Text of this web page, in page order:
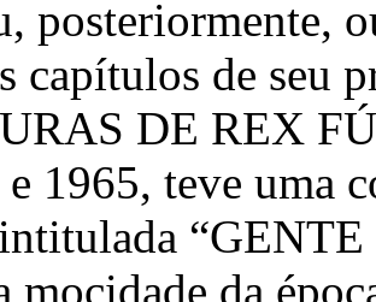
posteriormente,
capítulos de seu
DE REX
e 1965, teve uma
mocidade da